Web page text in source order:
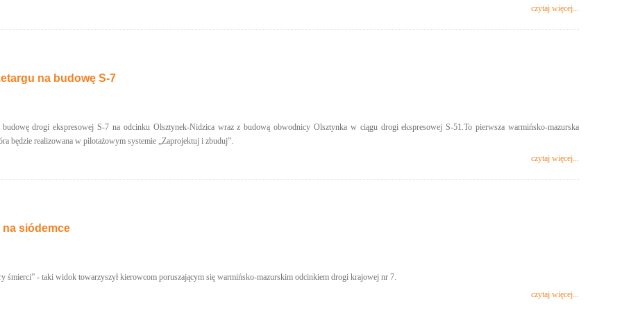
czytaj więcej...
na budowę S-7
budowę drogi ekspresowej S-7 na odcinku Olsztynek-Nidzica wraz z budową obwodnicy Olsztynka w ciągu drogi ekspresowej S-51.To pierwsza warmińsko-mazurska
będzie realizowana w pilotażowym systemie „Zaprojektuj i zbuduj”.
czytaj więcej...
siódemce
śmierci” - taki widok towarzyszył kierowcom poruszającym się warmińsko-mazurskim odcinkiem drogi krajowej nr 7.
czytaj więcej...